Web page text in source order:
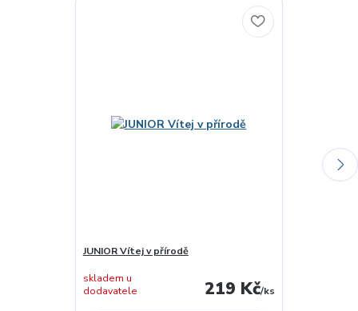
JUNIOR Vítej v přírodě
219 Kč/ks
skladem u
dodavatele